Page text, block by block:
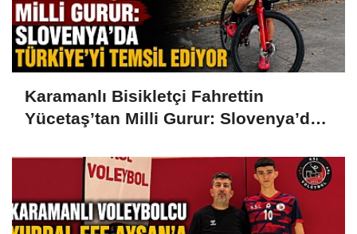
Karamanlı Bisikletçi Fahrettin
Yücetaş’tan Milli Gurur: Slovenya’da